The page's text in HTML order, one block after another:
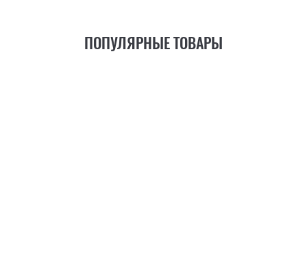
ПОПУЛЯРНЫЕ ТОВАРЫ